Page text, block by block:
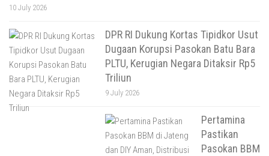
10 July 2026
DPR RI Dukung Kortas Tipidkor Usut
Dugaan Korupsi Pasokan Batu Bara
PLTU, Kerugian Negara Ditaksir Rp5
Triliun
9 July 2026
Pertamina
Pastikan
Pasokan BBM